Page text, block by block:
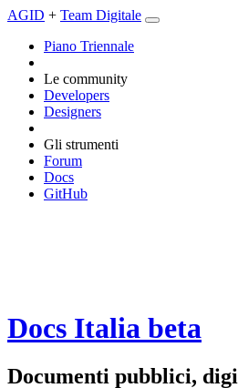
AGID + Team Digitale
Piano Triennale
Le community
Developers
Designers
Gli strumenti
Forum
Docs
GitHub
Docs Italia beta
Documenti pubblici,